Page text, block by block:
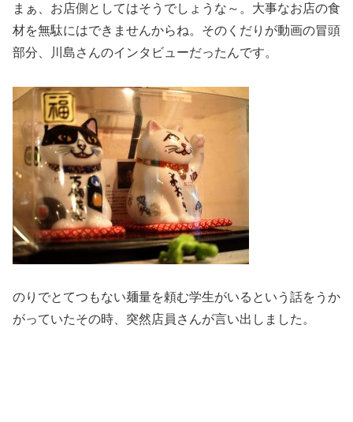
まぁ、お店側としてはそうでしょうな～。大事なお店の食
材を無駄にはできませんからね。そのくだりが動画の冒頭
部分、川島さんのインタビューだったんです。
のりでとてつもない麺量を頼む学生がいるという話をうか
がっていたその時、突然店員さんが言い出しました。